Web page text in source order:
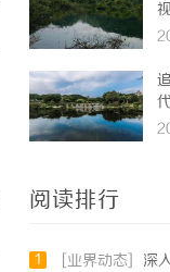
阅读排行
1 [业界动态] 深入